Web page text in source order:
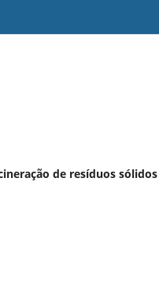
de resíduos sólidos